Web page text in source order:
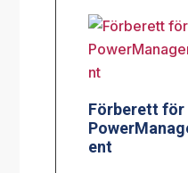
Förberett för
ent